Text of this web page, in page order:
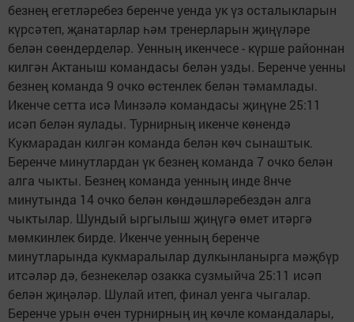
безнең егетләребез беренче уенда ук үз осталыкларын
күрсәтеп, җанатарлар һәм тренерларын җиңүләре
белән сөендерделәр. Уенның икенчесе - күрше районнан
килгән Актаныш командасы белән узды. Беренче уенны
безнең команда 9 очко өстенлек белән тәмамлады.
Икенче сетта исә Минзәлә командасы җиңүне 25:11
исәп белән яулады. Турнирның икенче көнендә
Кукмарадан килгән команда белән көч сынаштык.
Беренче минутлардан үк безнең команда 7 очко белән
алга чыкты. Безнең команда уенның инде 8нче
минутында 14 очко белән көндәшләребездән алга
чыктылар. Шундый ыргылыш җиңүгә өмет итәргә
мөмкинлек бирде. Икенче уенның беренче
минутларында кукмаралылар дулкынланырга мәҗбүр
итсәләр дә, безнекеләр озакка сузмыйча 25:11 исәп
белән җиңәләр. Шулай итеп, финал уенга чыгалар.
Беренче урын өчен турнирның иң көчле командалары,